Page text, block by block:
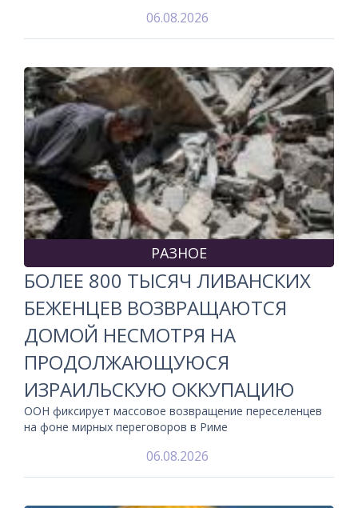
06.08.2026
РАЗНОЕ
БОЛЕЕ 800 ТЫСЯЧ ЛИВАНСКИХ
БЕЖЕНЦЕВ ВОЗВРАЩАЮТСЯ
ДОМОЙ НЕСМОТРЯ НА
ПРОДОЛЖАЮЩУЮСЯ
ИЗРАИЛЬСКУЮ ОККУПАЦИЮ
ООН фиксирует массовое возвращение переселенцев
на фоне мирных переговоров в Риме
06.08.2026